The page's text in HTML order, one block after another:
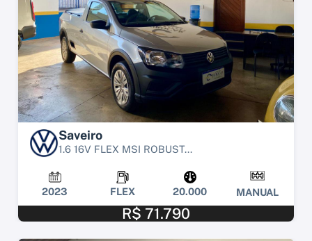
Saveiro
1.6 16V FLEX MSI ROBUST...
2023 FLEX 20.000 MANUAL
R$ 71.790